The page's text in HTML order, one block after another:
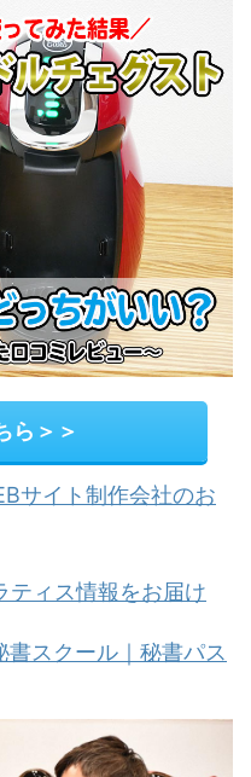
ら＞＞
サイト制作会社のお
ティス情報をお届け
スクール｜秘書パス